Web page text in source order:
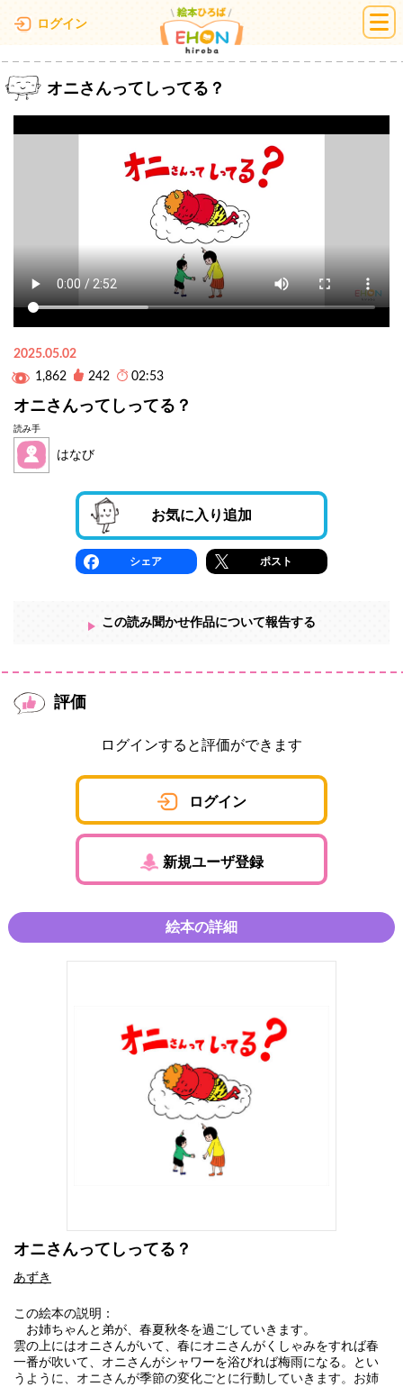
ログイン 絵本ひろば
オニさんってしってる？
2025.05.02
1,862
242 02:53
オニさんってしってる？
読み手
はなび
お気に入り追加
シェア ポスト
この読み聞かせ作品について報告する
評価
ログインすると評価ができます
ログイン
新規ユーザ登録
絵本の詳細
オニさんってしってる？
あずき
この絵本の説明：
お姉ちゃんと弟が、春夏秋冬を過ごしていきます。
雲の上にはオニさんがいて、春にオニさんがくしゃみをすれば春
一番が吹いて、オニさんがシャワーを浴びれば梅雨になる。とい
うように、オニさんが季節の変化ごとに行動していきます。お姉